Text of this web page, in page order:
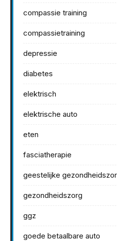
compassie training
compassietraining
depressie
diabetes
elektrisch
elektrische auto
eten
fasciatherapie
geestelijke
gezondheidszorg
ggz
goede betaalbare auto